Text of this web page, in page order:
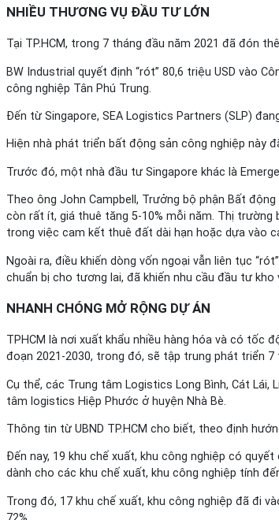
NHIỀU THƯƠNG VỤ ĐẦU TƯ LỚN
Tại TP.HCM, trong 7 tháng đầu năm 2021 đã đón
BW Industrial quyết định “rót” 80,6 triệu USD vào
công nghiệp Tân Phú Trung.
Đến từ Singapore, SEA Logistics Partners (SLP)
Hiện nhà phát triển bất động sản công nghiệp này
Trước đó, một nhà đầu tư Singapore khác là
Theo ông John Campbell, Trưởng bộ phận Bất
còn rất ít, giá thuê tăng 5-10% mỗi năm. Thị
trong việc cam kết thuê đất dài hạn hoặc dựa vào
Ngoài ra, điều khiến dòng vốn ngoại vẫn liên tục
chuẩn bị cho tương lai, đã khiến nhu cầu đầu tư
NHANH CHÓNG MỞ RỘNG DỰ ÁN
TPHCM là nơi xuất khẩu nhiều hàng hóa và có tốc
đoạn 2021-2030, trong đó, sẽ tập trung phát triển
Cụ thể, các Trung tâm Logistics Long Bình, Cát Lái,
tâm logistics Hiệp Phước ở huyện Nhà Bè.
Thông tin từ UBND TP.HCM cho biết, theo định
Đến nay, 19 khu chế xuất, khu công nghiệp có
dành cho các khu chế xuất, khu công nghiệp tính
Trong đó, 17 khu chế xuất, khu công nghiệp đã đi